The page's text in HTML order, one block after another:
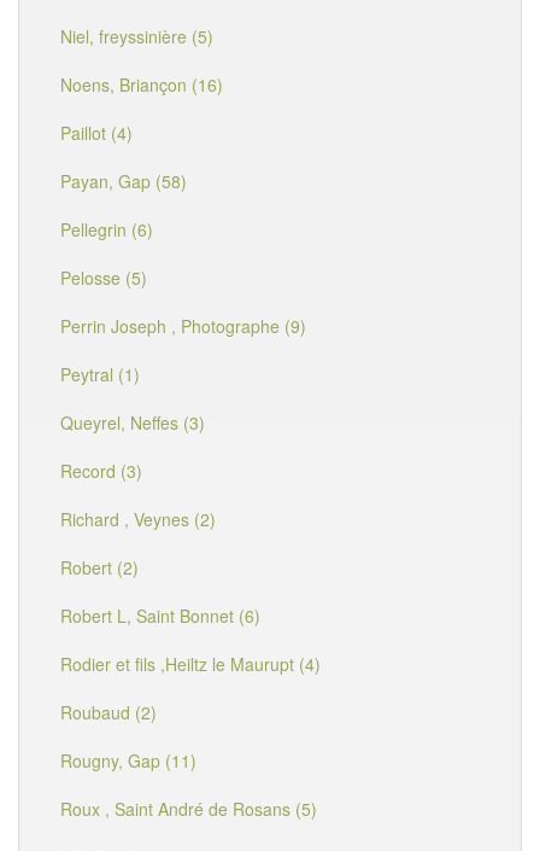
Niel, freyssinière (5)
Noens, Briançon (16)
Paillot (4)
Payan, Gap (58)
Pellegrin (6)
Pelosse (5)
Perrin Joseph , Photographe (9)
Peytral (1)
Queyrel, Neffes (3)
Record (3)
Richard , Veynes (2)
Robert (2)
Robert L, Saint Bonnet (6)
Rodier et fils ,Heiltz le Maurupt (4)
Roubaud (2)
Rougny, Gap (11)
Roux , Saint André de Rosans (5)